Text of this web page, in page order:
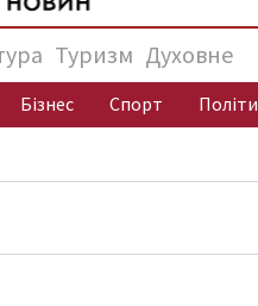
Туризм Духовне
Бізнес Спорт